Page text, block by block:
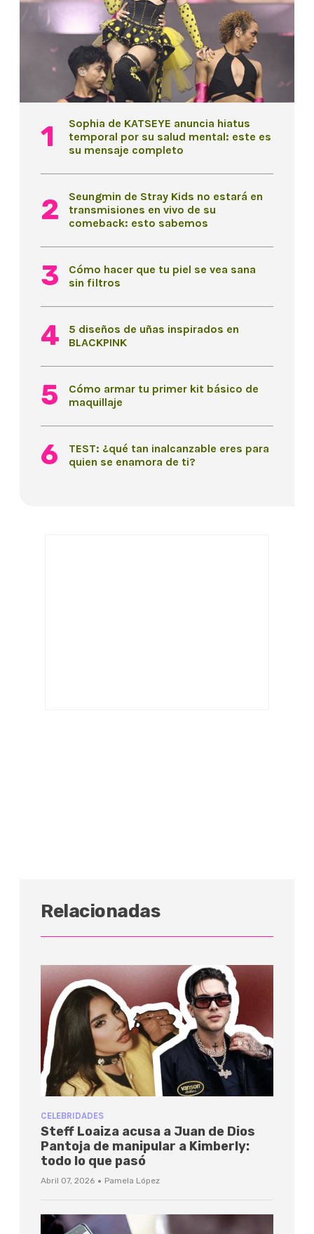
Sophia de KATSEYE anuncia hiatus
temporal por su salud mental: este es
su mensaje completo
Seungmin de Stray Kids no estará en
transmisiones en vivo de su
comeback: esto sabemos
Cómo hacer que tu piel se vea sana
sin filtros
5 diseños de uñas inspirados en
BLACKPINK
Cómo armar tu primer kit básico de
maquillaje
TEST: ¿qué tan inalcanzable eres para
quien se enamora de ti?
Relacionadas
CELEBRIDADES
Steff Loaiza acusa a Juan de Dios
Pantoja de manipular a Kimberly:
todo lo que pasó
Abril 07, 2026 · Pamela López